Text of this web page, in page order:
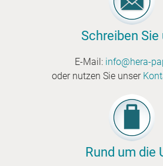
Schreiben Sie
E-Mail: info@hera-
oder nutzen Sie unser
Rund um die